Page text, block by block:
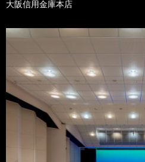
大阪信用金庫本店